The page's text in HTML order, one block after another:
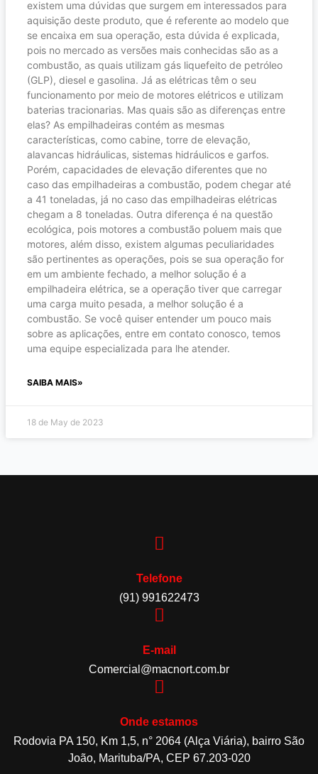
existem uma dúvidas que surgem em interessados para
aquisição deste produto, que é referente ao modelo que
se encaixa em sua operação, esta dúvida é explicada,
pois no mercado as versões mais conhecidas são as a
combustão, as quais utilizam gás liquefeito de petróleo
(GLP), diesel e gasolina. Já as elétricas têm o seu
funcionamento por meio de motores elétricos e utilizam
baterias tracionarias. Mas quais são as diferenças entre
elas? As empilhadeiras contém as mesmas
características, como cabine, torre de elevação,
alavancas hidráulicas, sistemas hidráulicos e garfos.
Porém, capacidades de elevação diferentes que no
caso das empilhadeiras a combustão, podem chegar até
a 41 toneladas, já no caso das empilhadeiras elétricas
chegam a 8 toneladas. Outra diferença é na questão
ecológica, pois motores a combustão poluem mais que
motores, além disso, existem algumas peculiaridades
são pertinentes as operações, pois se sua operação for
em um ambiente fechado, a melhor solução é a
empilhadeira elétrica, se a operação tiver que carregar
uma carga muito pesada, a melhor solução é a
combustão. Se você quiser entender um pouco mais
sobre as aplicações, entre em contato conosco, temos
uma equipe especializada para lhe atender.
SAIBA MAIS»
18 de May de 2023
Telefone
(91) 991622473
E-mail
Comercial@macnort.com.br
Onde estamos
Rodovia PA 150, Km 1,5, n° 2064 (Alça Viária), bairro São
João, Marituba/PA, CEP 67.203-020